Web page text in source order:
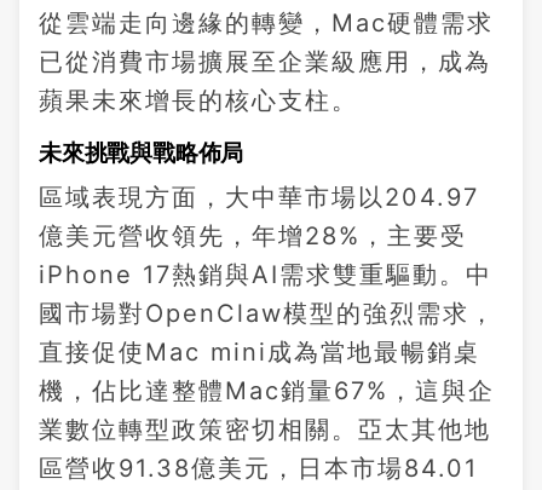
從雲端走向邊緣的轉變，Mac硬體需求
已從消費市場擴展至企業級應用，成為
蘋果未來增長的核心支柱。
未來挑戰與戰略佈局
區域表現方面，大中華市場以204.97
億美元營收領先，年增28%，主要受
iPhone 17熱銷與AI需求雙重驅動。中
國市場對OpenClaw模型的強烈需求，
直接促使Mac mini成為當地最暢銷桌
機，佔比達整體Mac銷量67%，這與企
業數位轉型政策密切相關。亞太其他地
區營收91.38億美元，日本市場84.01